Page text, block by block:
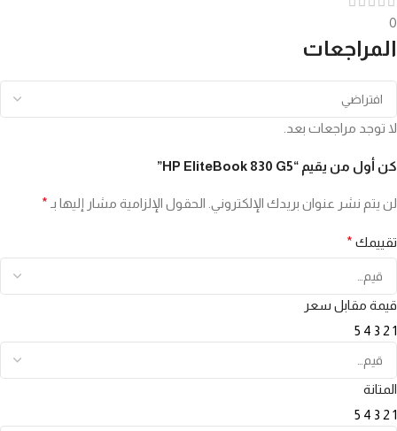
0
المراجعات
لا توجد مراجعات بعد.
كن أول من يقيم “HP EliteBook 830 G5”
لن يتم نشر عنوان بريدك الإلكتروني. الحقول الإلزامية مشار إليها بـ *
تقييمك *
قيمة مقابل سعر
1
2
3
4
5
المتانة
1
2
3
4
5